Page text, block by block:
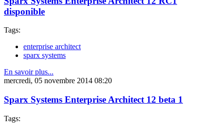
disponible
Tags:
enterprise architect
sparx systems
En savoir plus...
mercredi, 05 novembre 2014 08:20
Sparx Systems Enterprise Architect 12 beta 1
Tags: